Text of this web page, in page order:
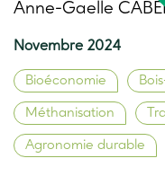
Anne-Gaelle
Novembre 2024
Bioéconomie
Méthanisation
Agronomie durable